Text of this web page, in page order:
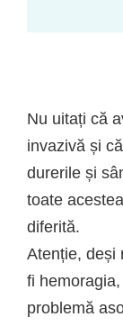
Nu uitați că
invazivă și
durerile și
toate
diferită.
Atenție, deși
fi
problemă